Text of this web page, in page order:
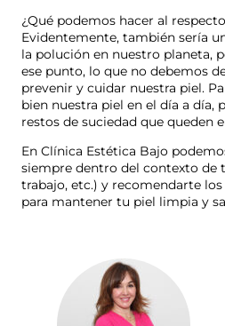
¿Qué podemos hacer al
Evidentemente, también sería
la polución en nuestro planeta,
ese punto, lo que no debemos
prevenir y cuidar nuestra piel.
bien nuestra piel en el día a día,
restos de suciedad que queden
En Clínica Estética Bajo
siempre dentro del contexto de
trabajo, etc.) y recomendarte
para mantener tu piel limpia y